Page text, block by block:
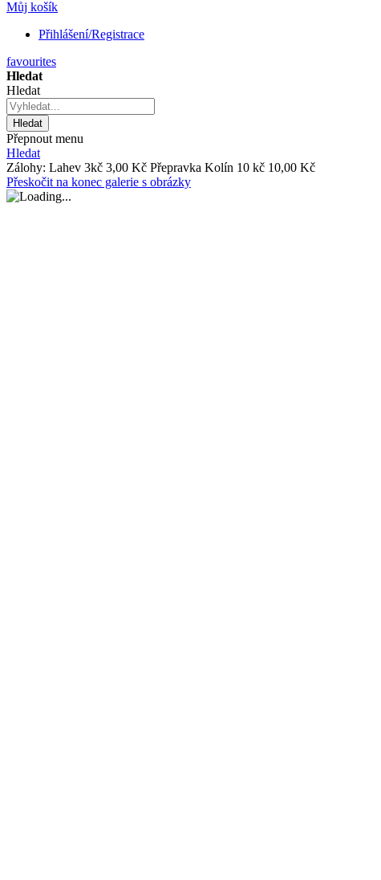
Můj košík
Přihlášení/Registrace
favourites
Hledat
Hledat
Hledat
Přepnout menu
Hledat
Zálohy: Lahev 3kč 3,00 Kč Přepravka Kolín 10 kč 10,00 Kč
Přeskočit na konec galerie s obrázky